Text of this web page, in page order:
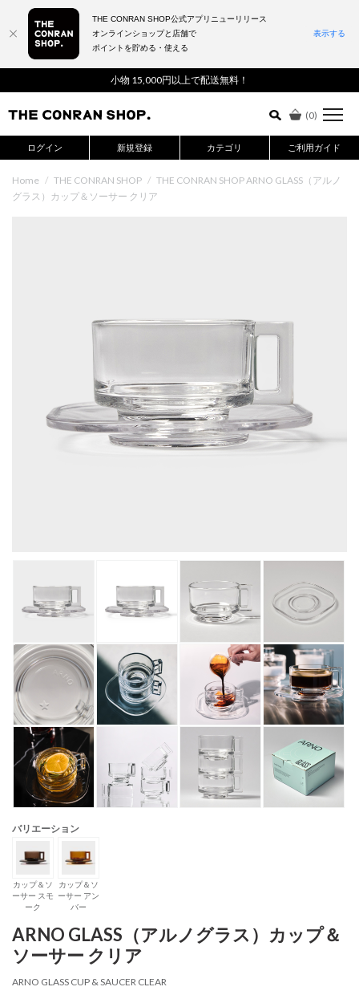
小物 15,000円以上で配送無料！
(0)
ログイン 新規登録 カテゴリ ご利用ガイド
詳細検索はこちら
Home / THE CONRAN SHOP / THE CONRAN SHOP ARNO GLASS（アルノ
グラス）カップ＆ソーサー クリア
バリエーション
カップ＆ソ
ーサー スモ
ーク
カップ＆ソ
ーサー アン
バー
ARNO GLASS（アルノグラス）カップ＆
ソーサー クリア
ARNO GLASS CUP & SAUCER CLEAR
THE CONRAN SHOP公式アプリニューリリース
オンラインショップと店舗で
ポイントを貯める・使える
表示する